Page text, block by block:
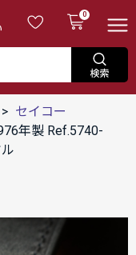
0
セイコー
年製 Ref.5740-